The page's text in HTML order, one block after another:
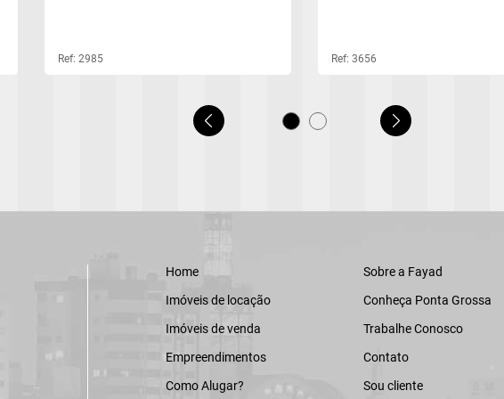
Ref: 2985 Ref: 3656
Home
Imóveis de locação
Imóveis de venda
Empreendimentos
Como Alugar?
Sobre a Fayad
Conheça Ponta Grossa
Trabalhe Conosco
Contato
Sou cliente